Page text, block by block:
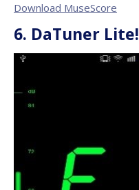
Download MuseScore
6. DaTuner Lite!